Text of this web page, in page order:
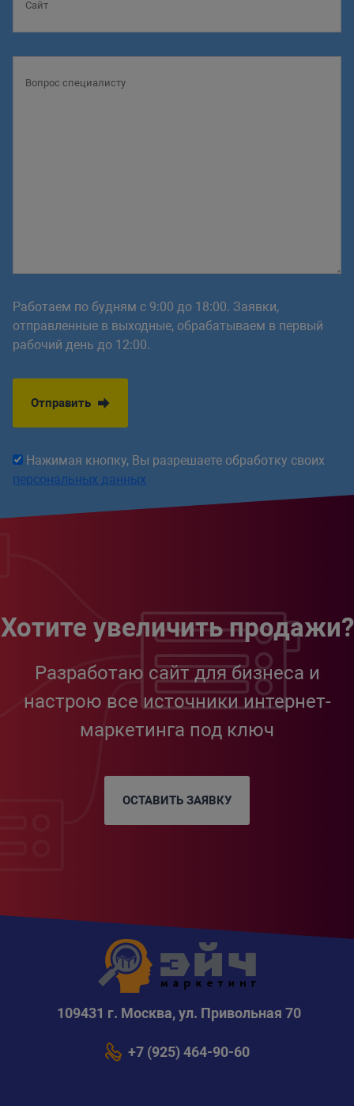
Работаем по будням с 9:00 до 18:00. Заявки,
отправленные в выходные, обрабатываем в первый
рабочий день до 12:00.
Отправить
Нажимая кнопку, Вы разрешаете обработку своих
персональных данных
Хотите увеличить продажи?
Разработаю сайт для бизнеса и
настрою все источники интернет-
маркетинга под ключ
ОСТАВИТЬ ЗАЯВКУ
109431 г. Москва, ул. Привольная 70
+7 (925) 464-90-60